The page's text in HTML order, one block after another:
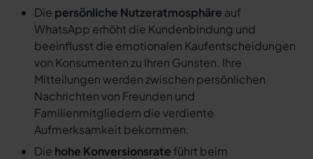
Die persönliche Nutzeratmosphäre auf
WhatsApp erhöht die Kundenbindung und
beeinflusst die emotionalen Kaufentscheidungen
von Konsumenten zu Ihren Gunsten. Ihre
Mitteilungen werden zwischen persönlichen
Nachrichten von Freunden und
Familienmitgliedern die verdiente
Aufmerksamkeit bekommen.
Die hohe Konversionsrate führt beim